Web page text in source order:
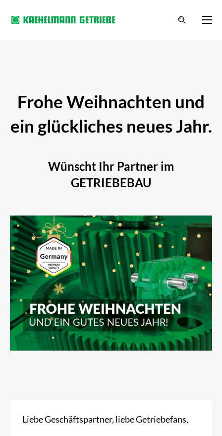
Frohe Weihnachten und
ein glückliches neues Jahr.
Wünscht Ihr Partner im
GETRIEBEBAU
Liebe Geschäftspartner, liebe Getriebefans,